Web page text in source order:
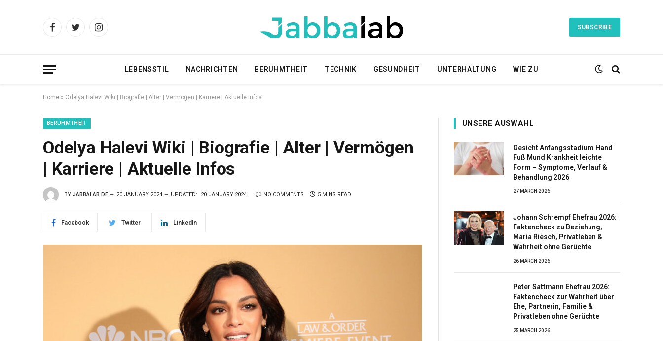
FacebookTwitterInstagram
SUBSCRIBE
LEBENSSTIL NACHRICHTEN BERUHMTHEIT TECHNIK GESUNDHEIT UNTERHALTUNG WIE ZU
Home » Odelya Halevi Wiki | Biografie | Alter | Vermögen | Karriere | Aktuelle Infos
BERUHMTHEIT
Odelya Halevi Wiki | Biografie | Alter | Vermögen
| Karriere | Aktuelle Infos
BY JABBALAB.DE 20 JANUARY 2024 UPDATED: 20 JANUARY 2024 NO COMMENTS 5 MINS READ
Facebook Twitter LinkedIn
UNSERE AUSWAHL
Gesicht Anfangsstadium Hand
Fuß Mund Krankheit leichte
Form – Symptome, Verlauf &
Behandlung 2026
27 MARCH 2026
Johann Schrempf Ehefrau 2026:
Faktencheck zu Beziehung,
Maria Riesch, Privatleben &
Wahrheit ohne Gerüchte
26 MARCH 2026
Peter Sattmann Ehefrau 2026:
Faktencheck zur Wahrheit über
Ehe, Partnerin, Familie &
Privatleben ohne Gerüchte
25 MARCH 2026